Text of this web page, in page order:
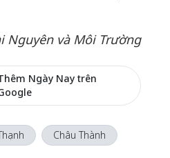
Nguyên và Môi Trường
Ngày Nay trên
Châu Thành